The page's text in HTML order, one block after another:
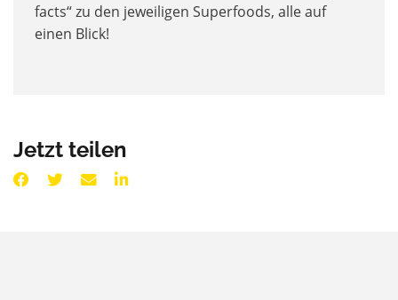
facts“ zu den jeweiligen Superfoods, alle auf
einen Blick!
Jetzt teilen